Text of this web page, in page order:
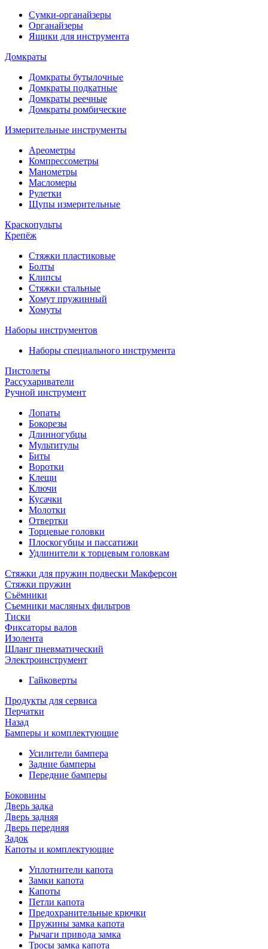
Сумки-органайзеры
Органайзеры
Ящики для инструмента
Домкраты
Домкраты бутылочные
Домкраты подкатные
Домкраты реечные
Домкраты ромбические
Измерительные инструменты
Ареометры
Компрессометры
Манометры
Масломеры
Рулетки
Щупы измерительные
Краскопульты
Крепёж
Стяжки пластиковые
Болты
Клипсы
Стяжки стальные
Хомут пружинный
Хомуты
Наборы инструментов
Наборы специального инструмента
Пистолеты
Рассухариватели
Ручной инструмент
Лопаты
Бокорезы
Длинногубцы
Мультитулы
Биты
Воротки
Клещи
Ключи
Кусачки
Молотки
Отвертки
Торцевые головки
Плоскогубцы и пассатижи
Удлинители к торцевым головкам
Стяжки для пружин подвески Макферсон
Стяжки пружин
Съёмники
Съемники масляных фильтров
Тиски
Фиксаторы валов
Изолента
Шланг пневматический
Электроинструмент
Гайковерты
Продукты для сервиса
Перчатки
Назад
Бамперы и комплектующие
Усилители бампера
Задние бамперы
Передние бамперы
Боковины
Дверь задка
Дверь задняя
Дверь передняя
Задок
Капоты и комплектующие
Уплотнители капота
Замки капота
Капоты
Петли капота
Предохранительные крючки
Пружины замка капота
Рычаги привода замка
Тросы замка капота